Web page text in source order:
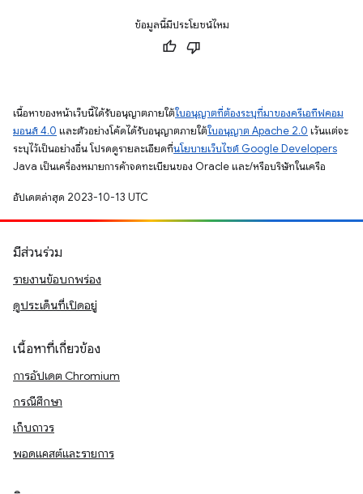
ข้อมูลนี้มีประโยชน์ไหม
เนื้อหาของหน้าเว็บนี้ได้รับอนุญาตภายใต้ใบอนุญาตที่ต้องระบุที่มาของครีเอทีฟคอม
มอนส์ 4.0 และตัวอย่างโค้ดได้รับอนุญาตภายใต้ใบอนุญาต Apache 2.0 เว้นแต่จะ
ระบุไว้เป็นอย่างอื่น โปรดดูรายละเอียดที่นโยบายเว็บไซต์ Google Developers
Java เป็นเครื่องหมายการค้าจดทะเบียนของ Oracle และ/หรือบริษัทในเครือ
อัปเดตล่าสุด 2023-10-13 UTC
มีส่วนร่วม
รายงานข้อบกพร่อง
ดูประเด็นที่เปิดอยู่
เนื้อหาที่เกี่ยวข้อง
การอัปเดต Chromium
กรณีศึกษา
เก็บถาวร
พอดแคสต์และรายการ